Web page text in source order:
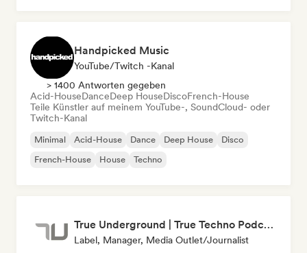
Handpicked Music
YouTube/Twitch -Kanal
> 1400 Antworten gegeben
Acid-HouseDanceDeep HouseDiscoFrench-House
Teile Künstler auf meinem YouTube-, SoundCloud- oder
Twitch-Kanal
Minimal Acid-House Dance Deep House
Disco
French-House
House Techno
True Underground | True Techno Podcast | ONE
Label, Manager, Media Outlet/Journalist